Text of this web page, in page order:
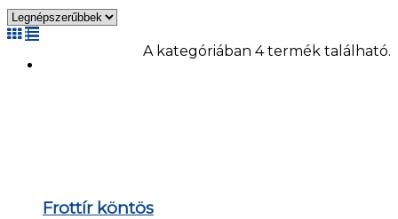
A kategóriában 4 termék található.
Frottír köntös